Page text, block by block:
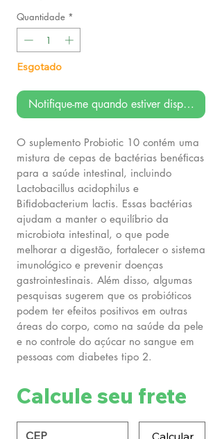
Quantidade *
Esgotado
Notifique-me quando estiver disponível
O suplemento Probiotic 10 contém uma
mistura de cepas de bactérias benéﬁcas
para a saúde intestinal, incluindo
Lactobacillus acidophilus e
Biﬁdobacterium lactis. Essas bactérias
ajudam a manter o equilíbrio da
microbiota intestinal, o que pode
melhorar a digestão, fortalecer o sistema
imunológico e prevenir doenças
gastrointestinais. Além disso, algumas
pesquisas sugerem que os probióticos
podem ter efeitos positivos em outras
áreas do corpo, como na saúde da pele
e no controle do açúcar no sangue em
pessoas com diabetes tipo 2.
Calcule seu frete
Calcular